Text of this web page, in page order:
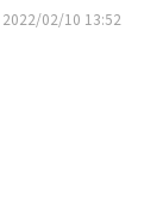
レシピ」マス
2022/02/10 13:52